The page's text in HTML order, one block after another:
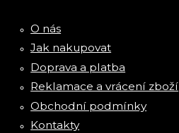
O nás
Jak nakupovat
Doprava a platba
Reklamace a vrácení zboží
Obchodní podmínky
Kontakty